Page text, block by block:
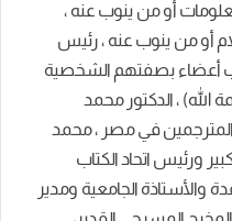
أو من ينوب عنه ،
أو من ينوب عنه ، رئيس
أعضاء بصفتهم الشخصية
الله) ، الدكتور محمد
في مصر ، محمد
ورئيس اتحاد الكتاب
والأستاذة الجامعية ومدير